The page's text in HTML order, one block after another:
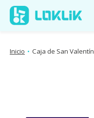
Inicio • Caja de San Valentín